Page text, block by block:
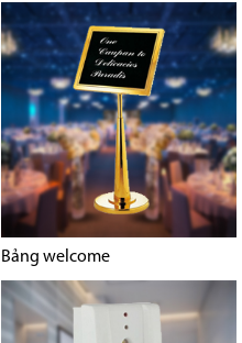
Bảng welcome